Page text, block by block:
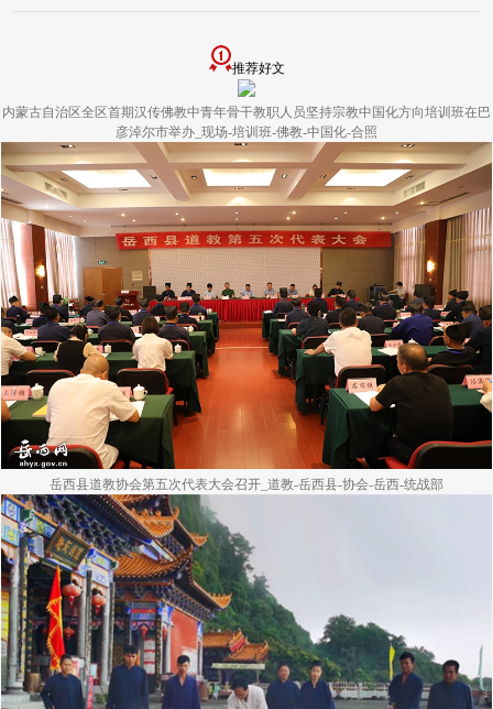
推荐好文
内蒙古自治区全区首期汉传佛教中青年骨干教职人员坚持宗教中国化方向培训班在巴
彦淖尔市举办_现场-培训班-佛教-中国化-合照
岳西县道教协会第五次代表大会召开_道教-岳西县-协会-岳西-统战部